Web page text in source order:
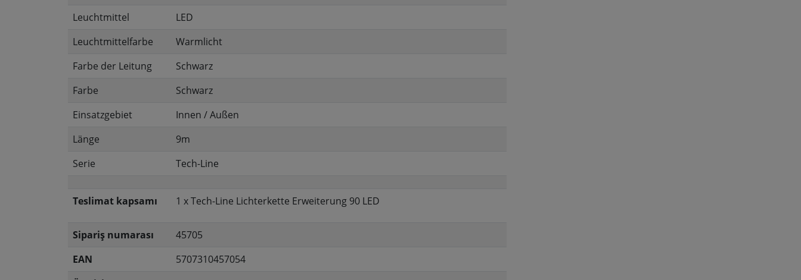
Leuchtmittel
LED
Leuchtmittelfarbe
Warmlicht
Farbe der Leitung
Schwarz
Farbe
Schwarz
Einsatzgebiet
Innen / Außen
Länge
9m
Serie
Tech-Line
Teslimat kapsamı 1 x Tech-Line Lichterkette Erweiterung 90 LED
Sipariş numarası
45705
EAN
5707310457054